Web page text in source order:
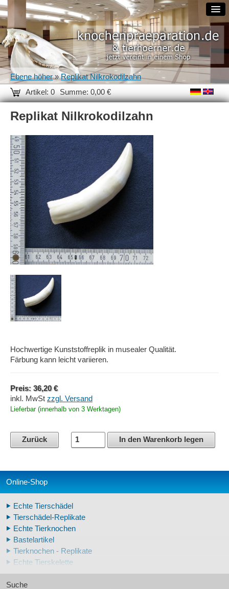
Artikel: 0 Summe: 0,00 €
Ebene höher»Replikat Nilkrokodilzahn
Replikat Nilkrokodilzahn
Hochwertige Kunststoffreplik in musealer Qualität.
Färbung kann leicht variieren.
Preis: 36,20 €
inkl. MwSt zzgl. Versand
Lieferbar (innerhalb von 3 Werktagen)
Zurück In den Warenkorb legen
Online-Shop
Echte Tierschädel
Tierschädel-Replikate
Echte Tierknochen
Bastelartikel
Tierknochen - Replikate
Echte Tierskelette
Echte Tierzähne
Krallen- und Zahnreplikate
Suche